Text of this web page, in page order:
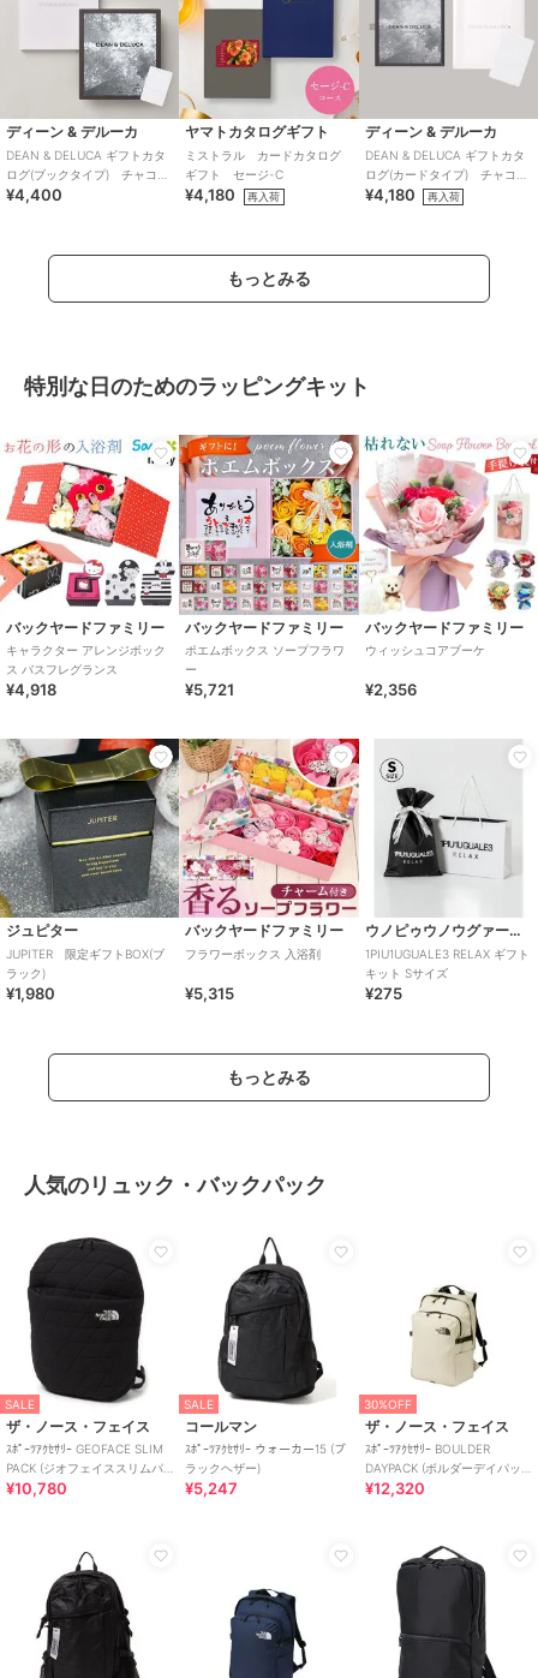
ディーン & デルーカ
DEAN & DELUCA ギフトカタ
ログ(ブックタイプ) チャコー
ル-BC
¥4,400
ヤマトカタログギフト
ミストラル カードカタログ
ギフト セージ-C
¥4,180 再入荷
ディーン & デルーカ
DEAN & DELUCA ギフトカタ
ログ(カードタイプ) チャコー
ル-C
¥4,180 再入荷
もっとみる
特別な日のためのラッピングキット
バックヤードファミリー
キャラクター アレンジボック
ス バスフレグランス
¥4,918
バックヤードファミリー
ポエムボックス ソープフラワ
ー
¥5,721
バックヤードファミリー
ウィッシュコアブーケ
¥2,356
ジュピター
JUPITER 限定ギフトBOX(ブ
ラック)
¥1,980
バックヤードファミリー
フラワーボックス 入浴剤
¥5,315
ウノピゥウノウグァーレトレ リラックス
1PIU1UGUALE3 RELAX ギフト
キット Sサイズ
¥275
もっとみる
人気のリュック・バックパック
SALE
ザ・ノース・フェイス
ｽﾎﾟｰﾂｱｸｾｻﾘｰ GEOFACE SLIM
PACK (ジオフェイススリムパ
ック)
¥10,780
SALE
コールマン
ｽﾎﾟｰﾂｱｸｾｻﾘｰ ウォーカー15 (ブ
ラックヘザー)
¥5,247
30%OFF
ザ・ノース・フェイス
ｽﾎﾟｰﾂｱｸｾｻﾘｰ BOULDER
DAYPACK (ボルダーデイパッ
ク)
¥12,320